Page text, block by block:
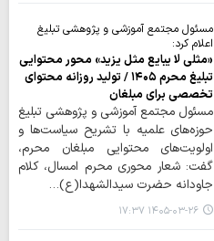
مسئول مجتمع آموزشی و پژوهشی تبلیغ
اعلام کرد:
«مثلی لا یبایع مثل یزید» محور محتوایی
تبلیغ محرم ۱۴۰۵ / تولید روزانه محتوای
تخصصی برای مبلغان
مسئول مجتمع آموزشی و پژوهشی تبلیغ
حوزه‌های علمیه با تشریح سیاست‌ها و
اولویت‌های محتوایی مبلغان محرم،
گفت: شعار محوری محرم امسال، کلام
جاودانه حضرت سیدالشهدا(ع)…
۱۴۰۵-۰۳-۲۶ ۱۷:۳۷